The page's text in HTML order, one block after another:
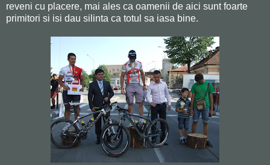
reveni cu placere, mai ales ca oamenii de aici sunt foarte
primitori si isi dau silinta ca totul sa iasa bine.